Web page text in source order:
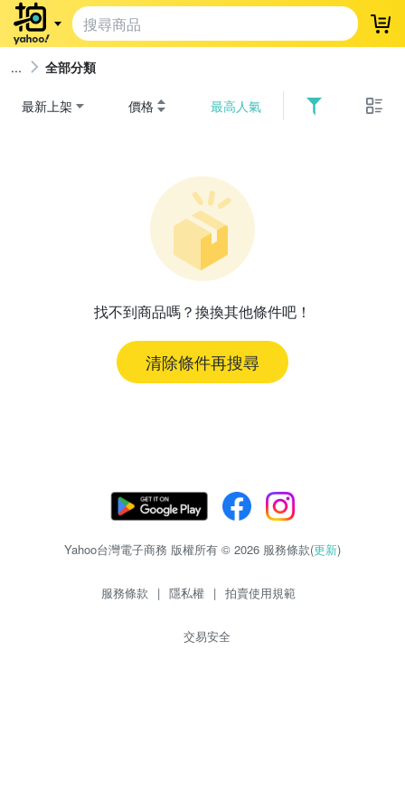
登
全部分類
最新上架 價格 最高人氣
找不到商品嗎？換換其他條件吧！
清除條件再搜尋
Yahoo台灣電子商務 版權所有 © 2026 服務條款(更新)
服務條款 | 隱私權 | 拍賣使用規範
交易安全